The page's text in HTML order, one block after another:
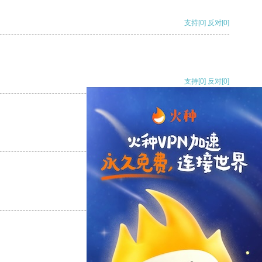
支持[0] 反对[0]
支持[0] 反对[0]
支持[0] 反对
支持
反对 [0]